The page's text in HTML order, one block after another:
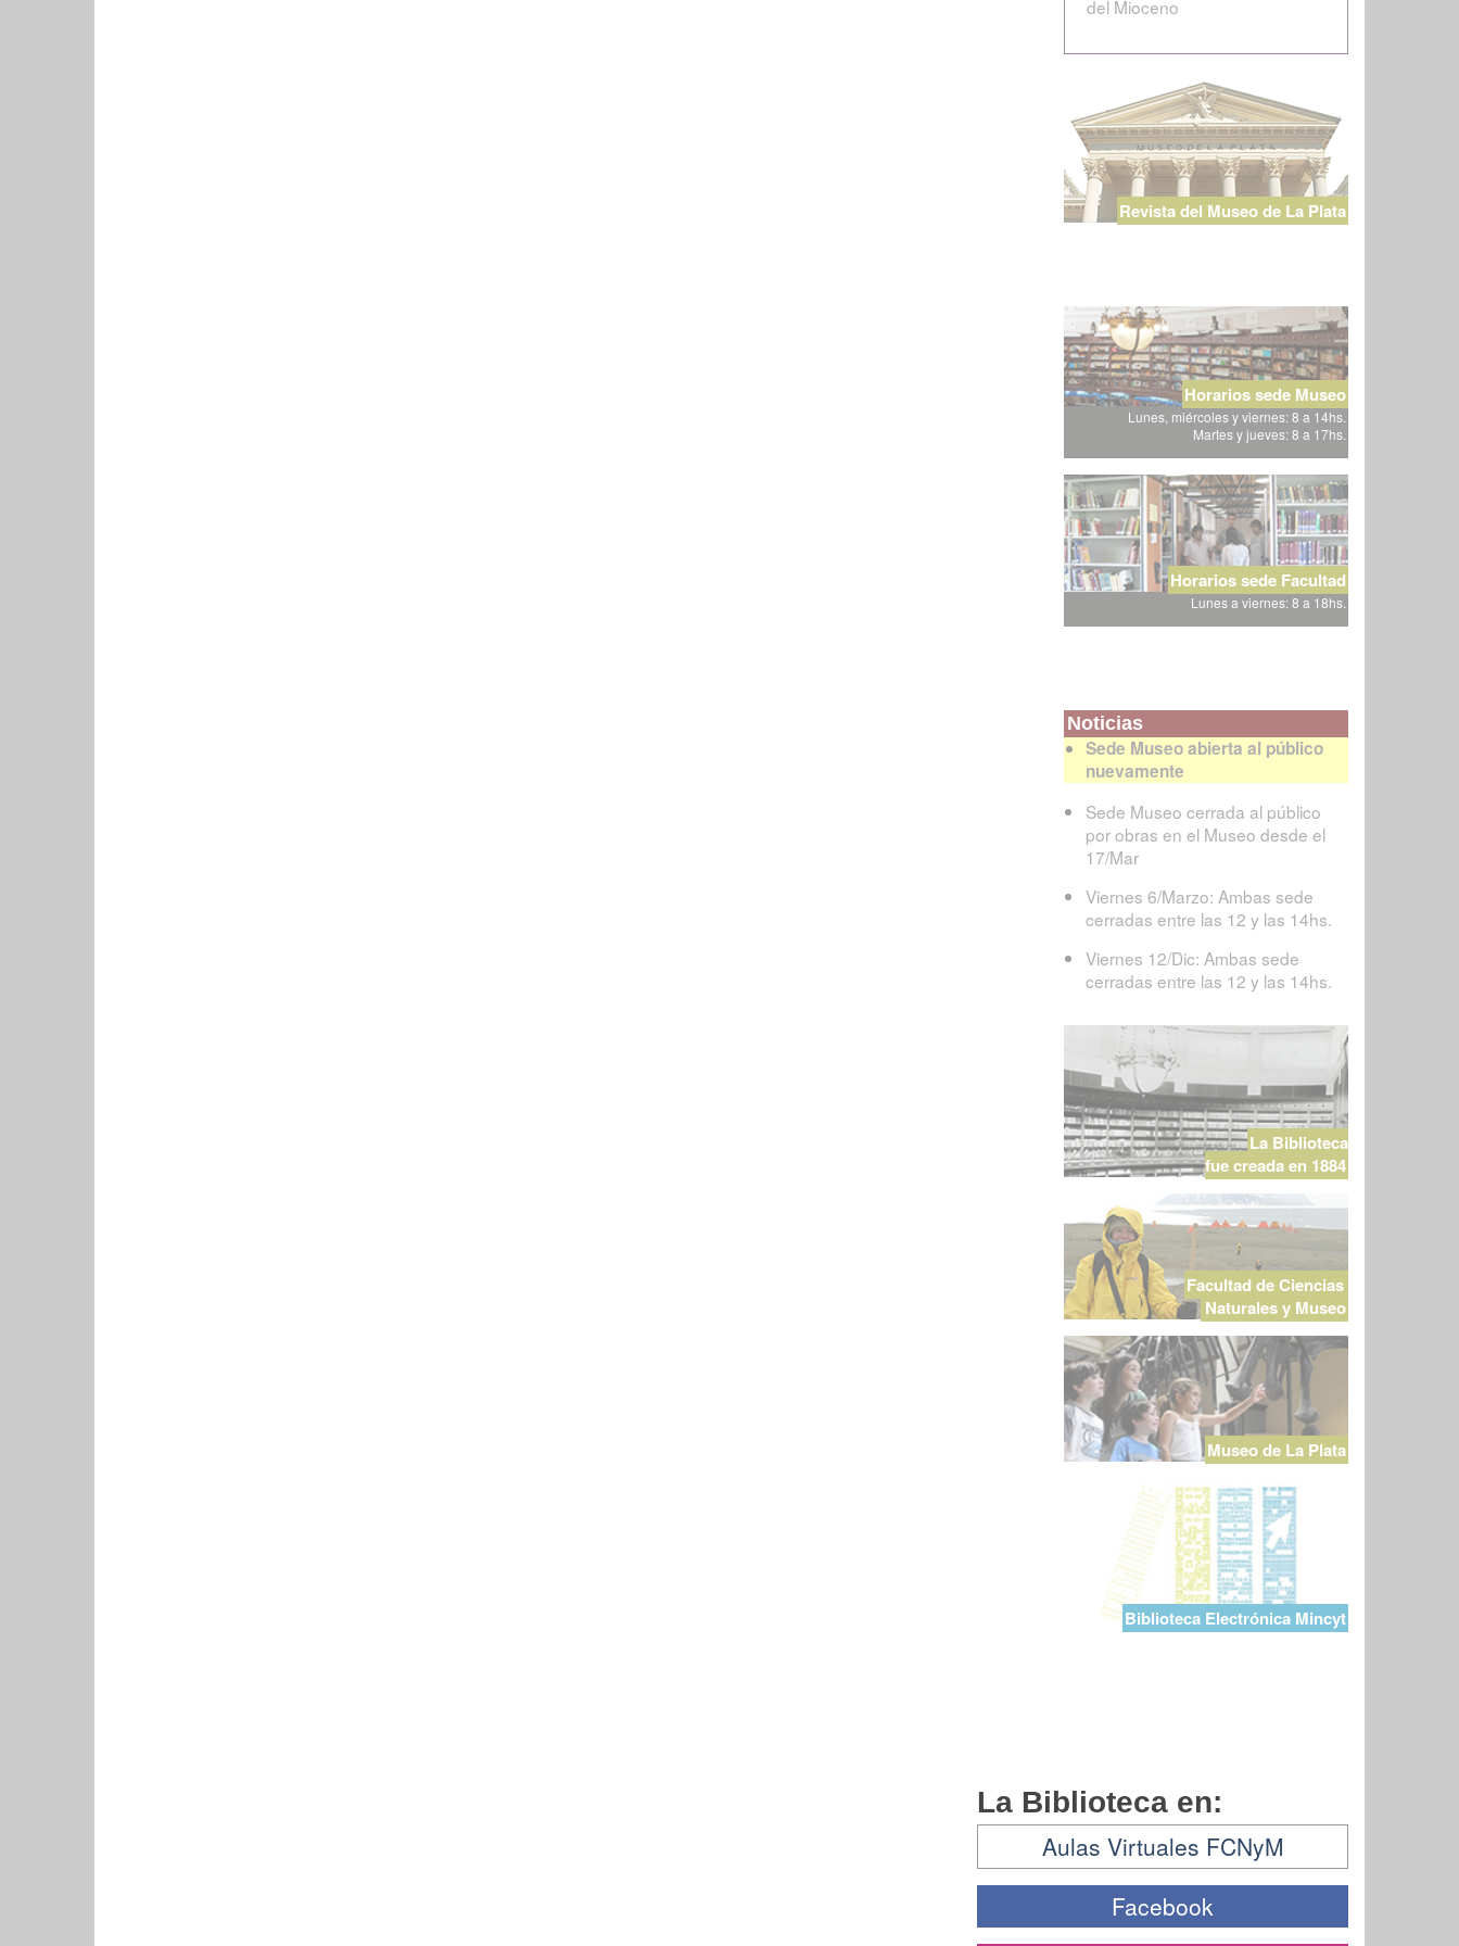
del Mioceno
Revista del Museo de La Plata
Horarios sede Museo
Lunes, miércoles y viernes: 8 a 14hs.
Martes y jueves: 8 a 17hs.
Horarios sede Facultad
Lunes a viernes: 8 a 18hs.
Noticias
Sede Museo abierta al público
nuevamente
Sede Museo cerrada al público
por obras en el Museo desde el
17/Mar
Viernes 6/Marzo: Ambas sede
cerradas entre las 12 y las 14hs.
Viernes 12/Dic: Ambas sede
cerradas entre las 12 y las 14hs.
La Biblioteca
fue creada en 1884
Facultad de Ciencias
Naturales y Museo
Museo de La Plata
Biblioteca Electrónica Mincyt
La Biblioteca en:
Aulas Virtuales FCNyM
Facebook